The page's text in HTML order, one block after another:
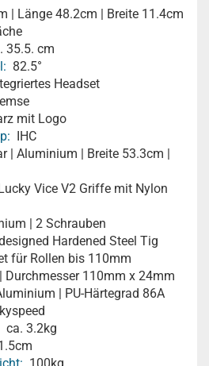
| Länge 48.2cm | Breite 11.4cm
35.5. cm
82.5°
Headset
mit Logo
IHC
| Aluminium | Breite 53.3cm |
Vice V2 Griffe mit Nylon
| 2 Schrauben
Hardened Steel Tig
für Rollen bis 110mm
Durchmesser 110mm x 24mm
| PU-Härtegrad 86A
ca. 3.2kg